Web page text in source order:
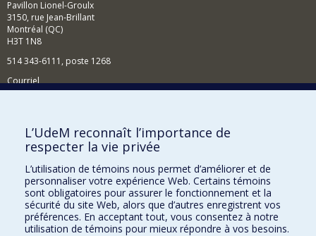
Pavillon Lionel-Groulx
3150, rue Jean-Brillant
Montréal (QC)
H3T 1N8
514 343-6111, poste 1268
Courriel
Comment soutenir l'École?
BESOIN D'AIDE?
Plan du site
Signaler une erreur
Accessibilité
L’UdeM reconnaît l’importance de
respecter la vie privée
L’utilisation de témoins nous permet d’améliorer et de
personnaliser votre expérience Web. Certains témoins
sont obligatoires pour assurer le fonctionnement et la
sécurité du site Web, alors que d’autres enregistrent vos
préférences. En acceptant tout, vous consentez à notre
utilisation de témoins pour mieux répondre à vos besoins.